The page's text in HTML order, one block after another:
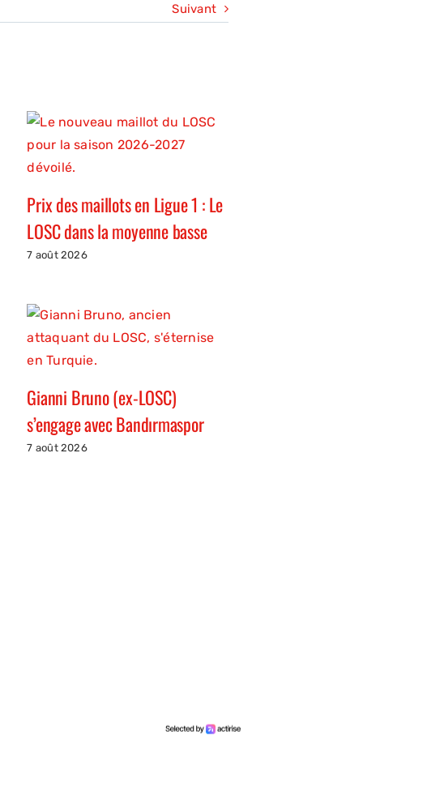
Suivant
Prix des maillots en Ligue 1 : Le
LOSC dans la moyenne basse
7 août 2026
Gianni Bruno (ex-LOSC)
s’engage avec Bandırmaspor
7 août 2026